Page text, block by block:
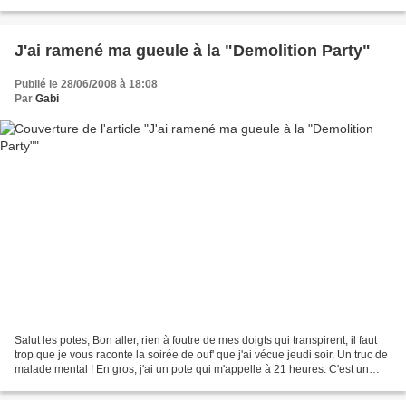
J'ai ramené ma gueule à la "Demolition Party"
Publié le 28/06/2008 à 18:08
Par Gabi
Salut les potes, Bon aller, rien à foutre de mes doigts qui transpirent, il faut
trop que je vous raconte la soirée de ouf' que j'ai vécue jeudi soir. Un truc de
malade mental ! En gros, j'ai un pote qui m'appelle à 21 heures. C'est un